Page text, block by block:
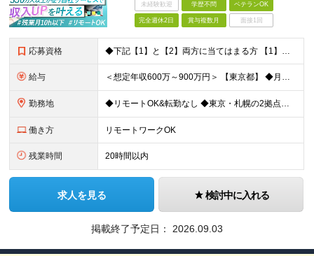
未経験歓迎 学歴不問 ベテランOK
完全週休2日 賞与複数月 面接1回
応募資格 ◆下記【1】と【2】両方に当てはまる方 【1】Webアプリ開発：5年以上 【2】下記いずれか5年以上のご経験 C#、SQL、JavaScript、HTML+CSS、React、PHP、Larave
給与 ＜想定年収600万～900万円＞ 【東京都】 ◆月給：37.2万円～＋賞与年2回（賞与支給実績5ヶ月分）＋残業代全額支給 ※技能手当(スキル・経験により支給)／地域手当(東京：3万円)を含む ※3ヶ
勤務地 ◆リモートOK&転勤なし ◆東京・札幌の2拠点で募集中 【東京本社】 東京都千代田区神田練塀町300 住友不動産秋葉原駅前ビル17F 【札幌開発センター】 北海道札幌市北区北7条西4-5-1 伊藤
働き方 リモートワークOK
残業時間 20時間以内
求人を見る 検討中に入れる
掲載終了予定日： 2026.09.03